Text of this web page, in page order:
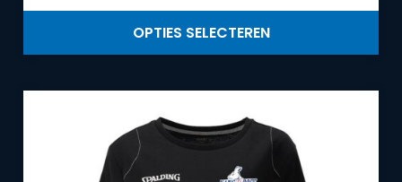
OPTIES SELECTEREN